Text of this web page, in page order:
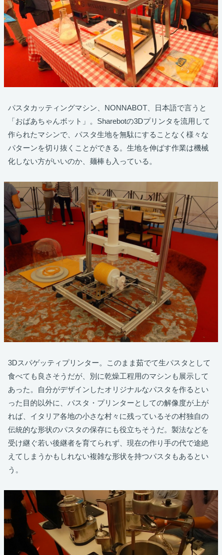
パスタカッティングマシン、NONNABOT、日本語で言うと
「おばあちゃんボット」。Sharebotの3Dプリンタを流用して
作られたマシンで、パスタ生地を無駄にすることなく様々な
パターンを切り抜くことができる。生地を伸ばす作業は機械
化しない方がいいのか、麺棒も入っている。
3Dスパゲッティプリンター。このまま茹でて生パスタとして
食べても良さそうだが、別に乾燥工程用のマシンも展示して
あった。自分がデザインしたオリジナルなパスタを作るとい
った目的以外に、パスタ・プリンターとしての解像度が上が
れば、イタリア各地の小さな村々に残っているその村独自の
伝統的な形状のパスタの保存にも役立ちそうだ。製法などを
受け継ぐ若い後継者を育てられず、現在の作り手の代で途絶
えてしまうかもしれない複雑な形状を持つパスタもあるとい
う。